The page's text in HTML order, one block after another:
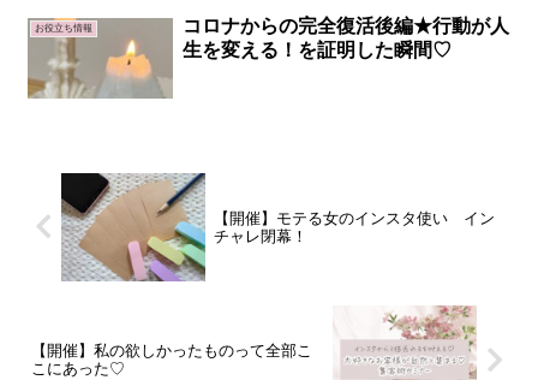
お役立ち情報
コロナからの完全復活後編★行動が人
生を変える！を証明した瞬間♡
【開催】モテる女のインスタ使い イン
チャレ閉幕！
【開催】私の欲しかったものって全部こ
こにあった♡